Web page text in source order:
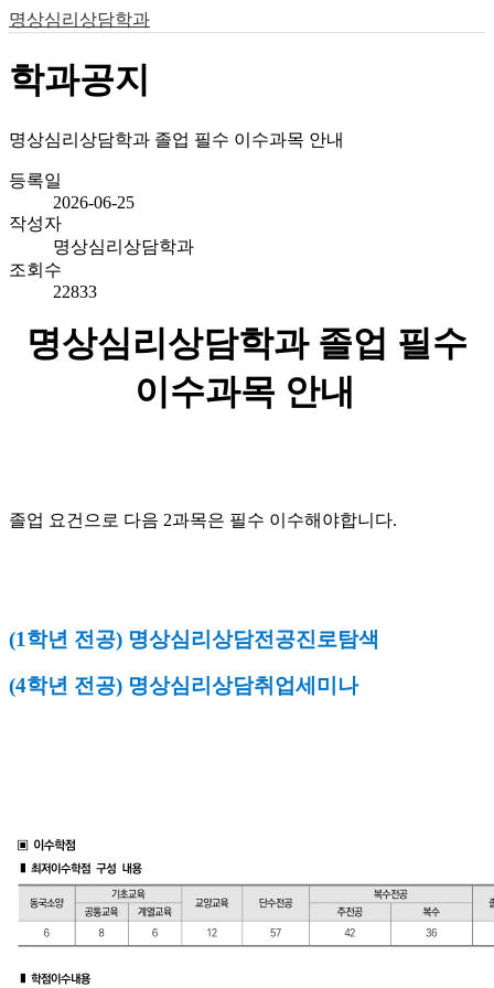
명상심리상담학과
학과공지
명상심리상담학과 졸업 필수 이수과목 안내
등록일
2026-06-25
작성자
명상심리상담학과
조회수
22833
명상심리상담학과 졸업 필수
이수과목 안내
졸업 요건으로 다음 2과목은 필수 이수해야합니다.
(1학년 전공) 명상심리상담전공진로탐색
(4학년 전공) 명상심리상담취업세미나